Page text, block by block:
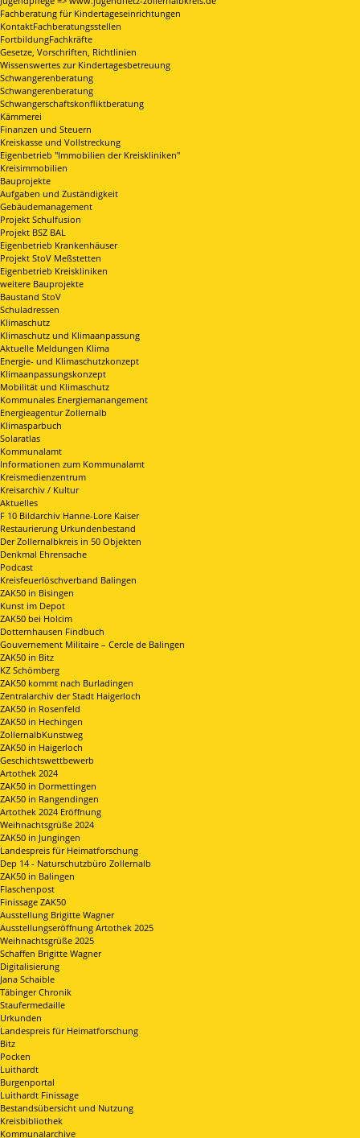
Fachberatung für Kindertageseinrichtungen
KontaktFachberatungsstellen
FortbildungFachkräfte
Gesetze, Vorschriften, Richtlinien
Wissenswertes zur Kindertagesbetreuung
Schwangerenberatung
Schwangerenberatung
Schwangerschaftskonfliktberatung
Kämmerei
Finanzen und Steuern
Kreiskasse und Vollstreckung
Eigenbetrieb "Immobilien der Kreiskliniken"
Kreisimmobilien
Bauprojekte
Aufgaben und Zuständigkeit
Gebäudemanagement
Projekt Schulfusion
Projekt BSZ BAL
Eigenbetrieb Krankenhäuser
Projekt StoV Meßstetten
Eigenbetrieb Kreiskliniken
weitere Bauprojekte
Baustand StoV
Schuladressen
Klimaschutz
Klimaschutz und Klimaanpassung
Aktuelle Meldungen Klima
Energie- und Klimaschutzkonzept
Klimaanpassungskonzept
Mobilität und Klimaschutz
Kommunales Energiemanangement
Energieagentur Zollernalb
Klimasparbuch
Solaratlas
Kommunalamt
Informationen zum Kommunalamt
Kreismedienzentrum
Kreisarchiv / Kultur
Aktuelles
F 10 Bildarchiv Hanne-Lore Kaiser
Restaurierung Urkundenbestand
Der Zollernalbkreis in 50 Objekten
Denkmal Ehrensache
Podcast
Kreisfeuerlöschverband Balingen
ZAK50 in Bisingen
Kunst im Depot
ZAK50 bei Holcim
Dotternhausen Findbuch
Gouvernement Militaire – Cercle de Balingen
ZAK50 in Bitz
KZ Schömberg
ZAK50 kommt nach Burladingen
Zentralarchiv der Stadt Haigerloch
ZAK50 in Rosenfeld
ZAK50 in Hechingen
ZollernalbKunstweg
ZAK50 in Haigerloch
Geschichtswettbewerb
Artothek 2024
ZAK50 in Dormettingen
ZAK50 in Rangendingen
Artothek 2024 Eröffnung
Weihnachtsgrüße 2024
ZAK50 in Jungingen
Landespreis für Heimatforschung
Dep 14 - Naturschutzbüro Zollernalb
ZAK50 in Balingen
Flaschenpost
Finissage ZAK50
Ausstellung Brigitte Wagner
Ausstellungseröffnung Artothek 2025
Weihnachtsgrüße 2025
Schaffen Brigitte Wagner
Digitalisierung
Jana Schaible
Täbinger Chronik
Staufermedaille
Urkunden
Landespreis für Heimatforschung
Bitz
Pocken
Luithardt
Burgenportal
Luithardt Finissage
Bestandsübersicht und Nutzung
Kreisbibliothek
Kommunalarchive